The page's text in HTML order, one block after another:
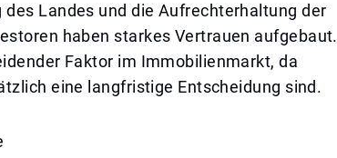
Landes und die Aufrechterhaltung der
haben starkes Vertrauen aufgebaut.
Faktor im Immobilienmarkt, da
eine langfristige Entscheidung sind.